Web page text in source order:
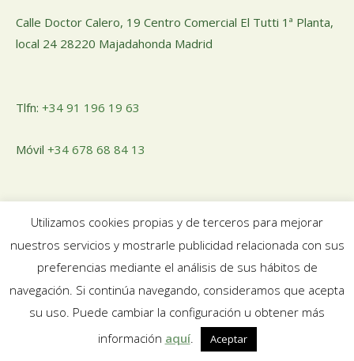
Calle Doctor Calero, 19 Centro Comercial El Tutti 1ª Planta,
local 24 28220 Majadahonda Madrid
Tlfn: +34 91 196 19 63
Móvil +34 678 68 84 13
Política de Privacidad|Política de Cookies
Utilizamos cookies propias y de terceros para mejorar
nuestros servicios y mostrarle publicidad relacionada con sus
preferencias mediante el análisis de sus hábitos de
navegación. Si continúa navegando, consideramos que acepta
su uso. Puede cambiar la configuración u obtener más
información aquí. Aceptar